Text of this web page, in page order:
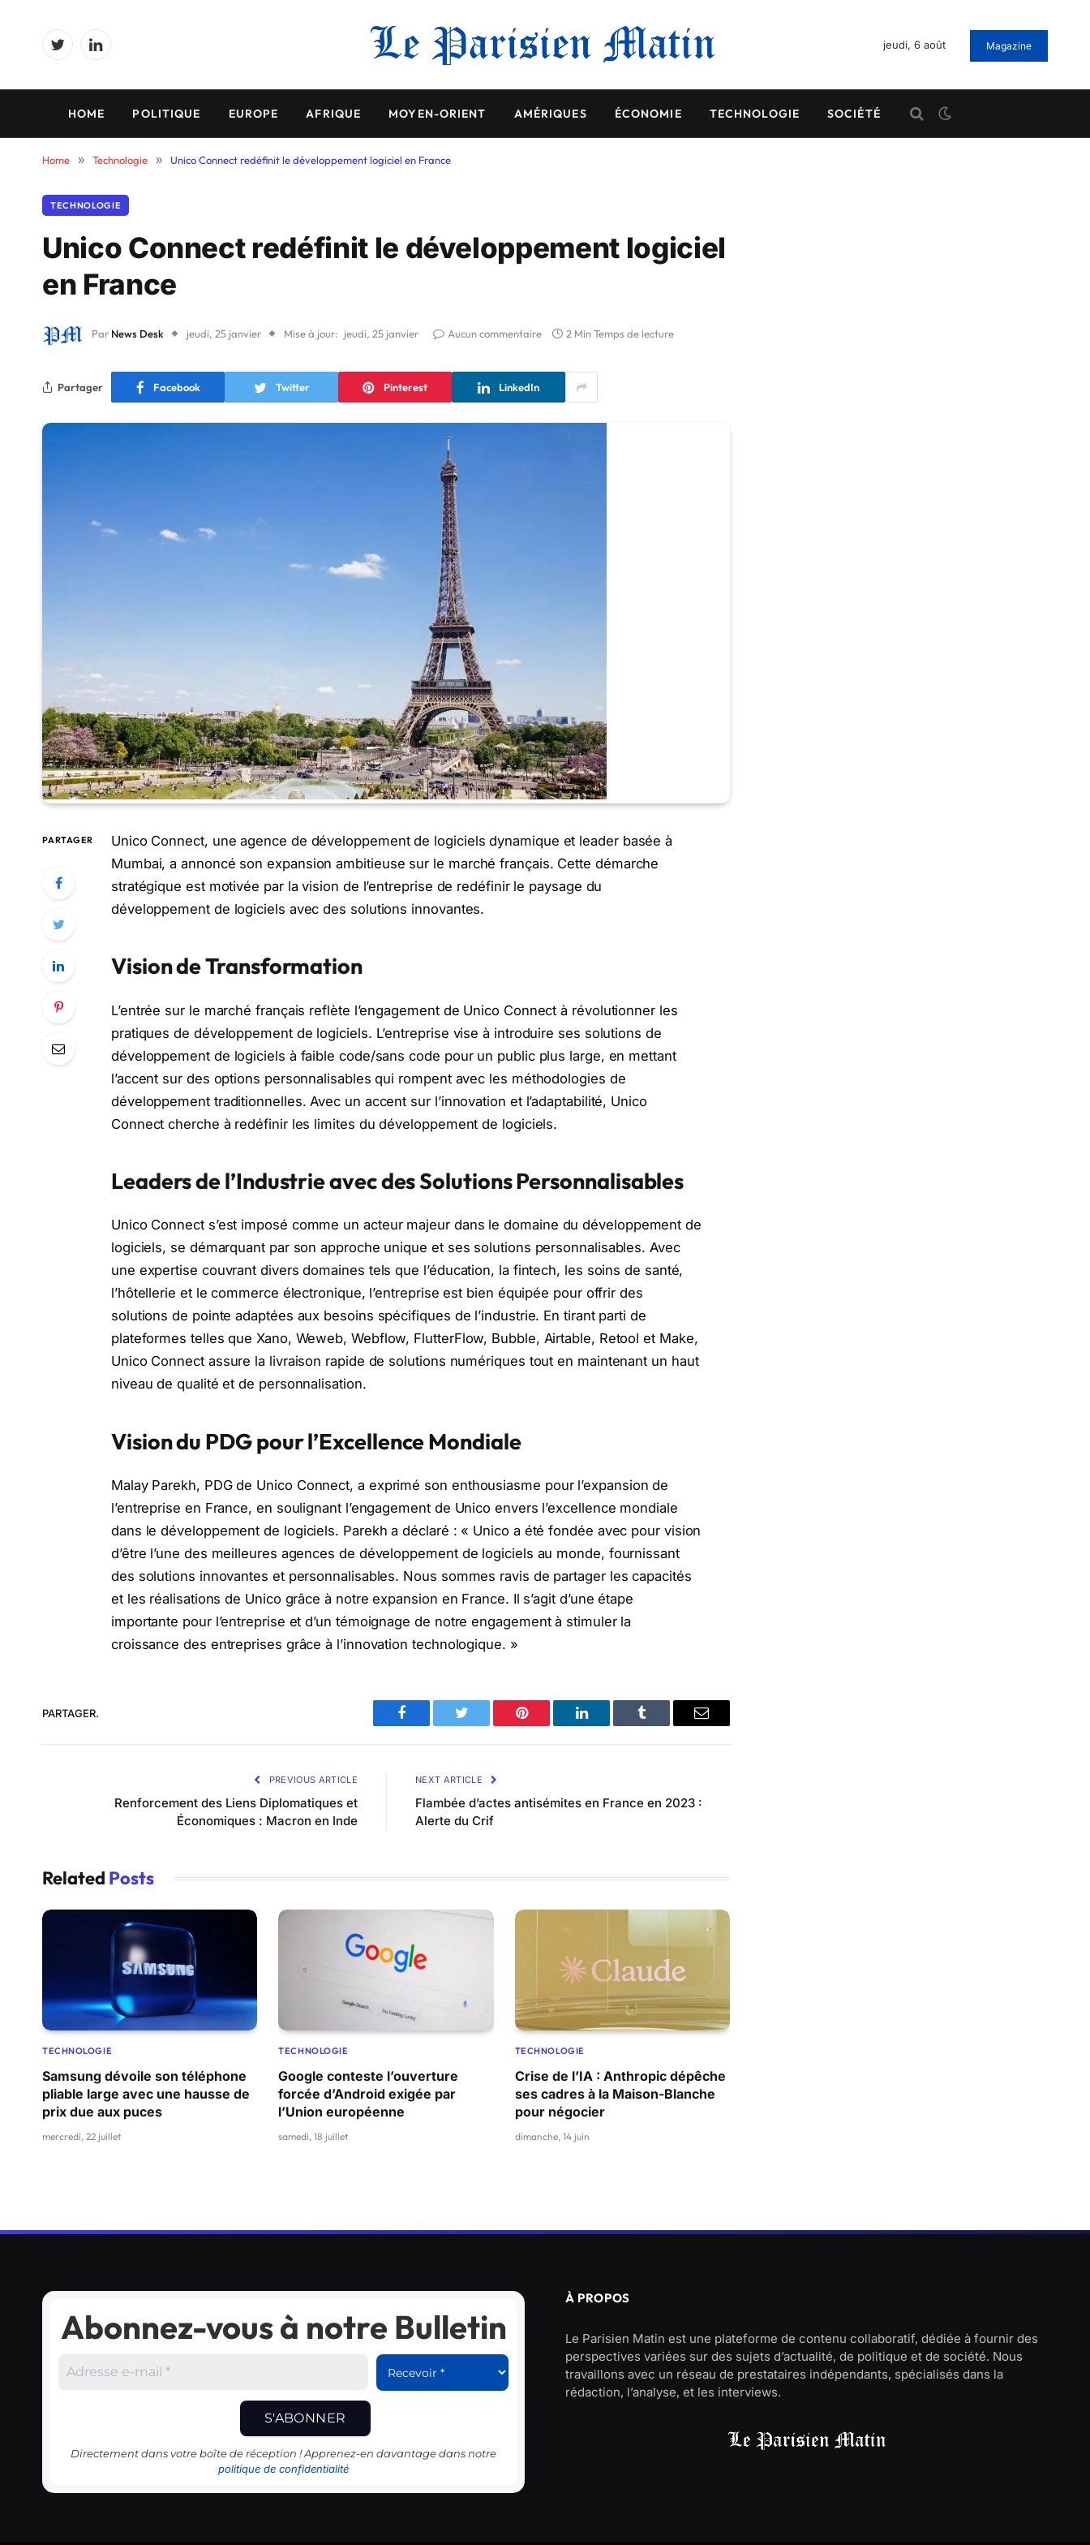
TwitterLinkedIn
jeudi, 6 août Magazine
HOME POLITIQUE EUROPE AFRIQUE MOYEN-ORIENT AMÉRIQUES ÉCONOMIE TECHNOLOGIE SOCIÉTÉ
Home » Technologie » Unico Connect redéfinit le développement logiciel en France
TECHNOLOGIE
Unico Connect redéfinit le développement logiciel
en France
Par News Desk jeudi, 25 janvier Mise à jour: jeudi, 25 janvier Aucun commentaire 2 Min Temps de lecture
Partager Facebook Twitter Pinterest LinkedIn
PARTAGER
Unico Connect, une agence de développement de logiciels dynamique et leader basée à
Mumbai, a annoncé son expansion ambitieuse sur le marché français. Cette démarche
stratégique est motivée par la vision de l’entreprise de redéfinir le paysage du
développement de logiciels avec des solutions innovantes.
Vision de Transformation
L’entrée sur le marché français reflète l’engagement de Unico Connect à révolutionner les
pratiques de développement de logiciels. L’entreprise vise à introduire ses solutions de
développement de logiciels à faible code/sans code pour un public plus large, en mettant
l’accent sur des options personnalisables qui rompent avec les méthodologies de
développement traditionnelles. Avec un accent sur l’innovation et l’adaptabilité, Unico
Connect cherche à redéfinir les limites du développement de logiciels.
Leaders de l’Industrie avec des Solutions Personnalisables
Unico Connect s’est imposé comme un acteur majeur dans le domaine du développement de
logiciels, se démarquant par son approche unique et ses solutions personnalisables. Avec
une expertise couvrant divers domaines tels que l’éducation, la fintech, les soins de santé,
l’hôtellerie et le commerce électronique, l’entreprise est bien équipée pour offrir des
solutions de pointe adaptées aux besoins spécifiques de l’industrie. En tirant parti de
plateformes telles que Xano, Weweb, Webflow, FlutterFlow, Bubble, Airtable, Retool et Make,
Unico Connect assure la livraison rapide de solutions numériques tout en maintenant un haut
niveau de qualité et de personnalisation.
Vision du PDG pour l’Excellence Mondiale
Malay Parekh, PDG de Unico Connect, a exprimé son enthousiasme pour l’expansion de
l’entreprise en France, en soulignant l’engagement de Unico envers l’excellence mondiale
dans le développement de logiciels. Parekh a déclaré : « Unico a été fondée avec pour vision
d’être l’une des meilleures agences de développement de logiciels au monde, fournissant
des solutions innovantes et personnalisables. Nous sommes ravis de partager les capacités
et les réalisations de Unico grâce à notre expansion en France. Il s’agit d’une étape
importante pour l’entreprise et d’un témoignage de notre engagement à stimuler la
croissance des entreprises grâce à l’innovation technologique. »
PARTAGER.
Facebook Twitter Pinterest LinkedIn Tumblr Email
PREVIOUS ARTICLE
Renforcement des Liens Diplomatiques et
Économiques : Macron en Inde
NEXT ARTICLE
Flambée d’actes antisémites en France en 2023 :
Alerte du Crif
Related Posts
TECHNOLOGIE
Samsung dévoile son téléphone
pliable large avec une hausse de
prix due aux puces
mercredi, 22 juillet
TECHNOLOGIE
Google conteste l’ouverture
forcée d’Android exigée par
l’Union européenne
samedi, 18 juillet
TECHNOLOGIE
Crise de l’IA : Anthropic dépêche
ses cadres à la Maison-Blanche
pour négocier
dimanche, 14 juin
Abonnez-vous à notre Bulletin
Directement dans votre boîte de réception ! Apprenez-en davantage dans notre
politique de confidentialité
À PROPOS
Le Parisien Matin est une plateforme de contenu collaboratif, dédiée à fournir des
perspectives variées sur des sujets d’actualité, de politique et de société. Nous
travaillons avec un réseau de prestataires indépendants, spécialisés dans la
rédaction, l’analyse, et les interviews.